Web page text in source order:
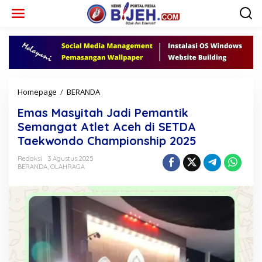
Homepage / BERANDA
a
s
M
a
t
a
h
J
d
i
Emas Masyitah Jadi Pemantik
Semangat Atlet Aceh di SETDA
Taekwondo Championship 2025
Redaksi
3 Agustus 2025
BERANDA, OLAHRAGA